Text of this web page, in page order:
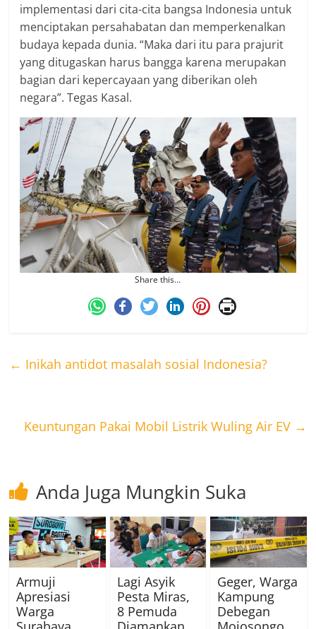
implementasi dari cita-cita bangsa Indonesia untuk
menciptakan persahabatan dan memperkenalkan
budaya kepada dunia. “Maka dari itu para prajurit
yang ditugaskan harus bangga karena merupakan
bagian dari kepercayaan yang diberikan oleh
negara”. Tegas Kasal.
Share this…
← Inikah antidot masalah sosial Indonesia?
Keuntungan Pakai Mobil Listrik Wuling Air EV →
Anda Juga Mungkin Suka
Armuji
Apresiasi
Warga
Lagi Asyik
Pesta Miras,
8 Pemuda
Geger, Warga
Kampung
Debegan